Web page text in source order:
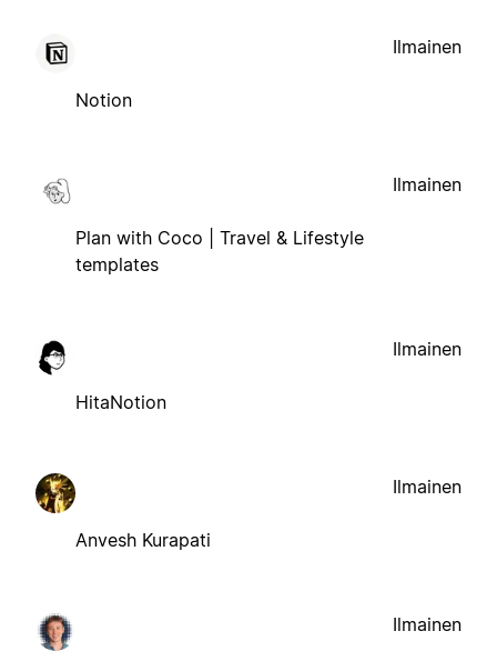
Notion
Ilmainen
Plan with Coco | Travel & Lifestyle
templates
Ilmainen
HitaNotion
Ilmainen
Anvesh Kurapati
Ilmainen
Ilmainen